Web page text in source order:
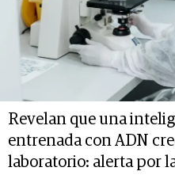
Revelan que una
entrenada con ADN
laboratorio: alerta por